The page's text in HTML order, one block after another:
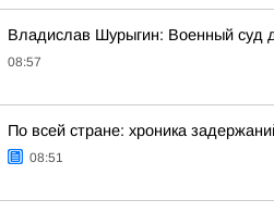
Владислав Шурыгин: Военный суд
08:57
По всей стране: хроника
08:51